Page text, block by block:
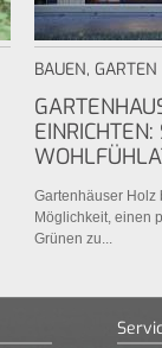
BAUEN, GARTEN
Gartenhäuser
Möglichkeit, einen
Grünen zu...